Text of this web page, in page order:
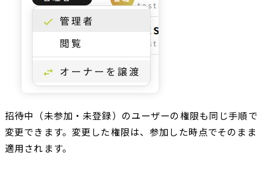
招待中（未参加・未登録）のユーザーの権限も同じ手順で
変更できます。変更した権限は、参加した時点でそのまま
適用されます。